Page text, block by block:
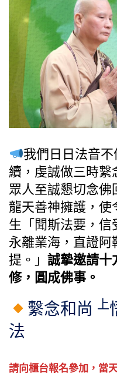
我們日日法音
續，虔誠做三時繫
眾人至誠懇切念佛
龍天善神擁護，使
生「聞斯法要，信
永離業海，直證阿
提。」 誠摯邀請十
修，圓成佛事。
繫念和尚 上
法
請向櫃台報名參加，當